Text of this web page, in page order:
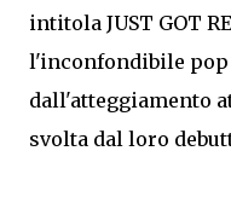
intitola JUST GOT
l'inconfondibile
dall'atteggiamento
svolta dal loro